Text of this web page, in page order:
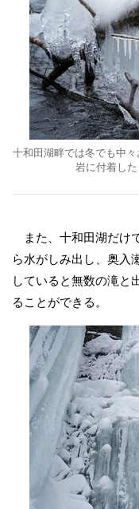
十和田湖畔では冬でも中
岩に付着し
また、十和田湖だけ
ら水がしみ出し、奥入
していると無数の滝と
ることができる。